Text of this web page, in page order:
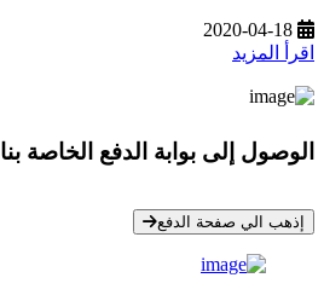
2020-04-18
اقرأ المزيد
الوصول إلى بوابة الدفع الخاصة بنا
إذهب الي صفحة الدفع